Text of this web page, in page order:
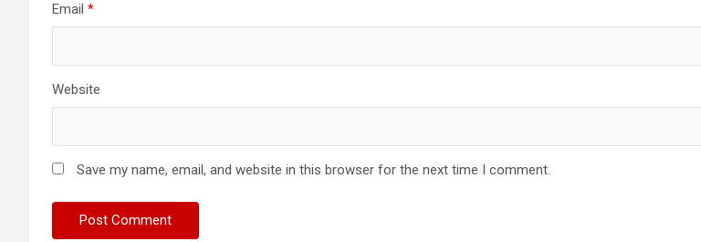
Email *
Website
Save my name, email, and website in this browser for the next time I comment.